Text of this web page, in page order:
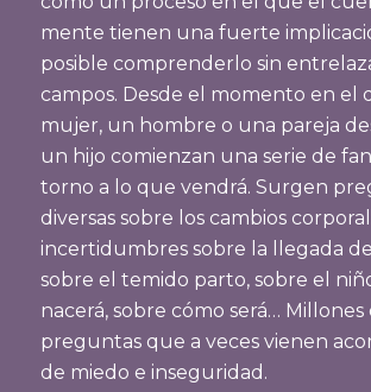
mente tienen una fuerte
posible comprenderlo sin
campos. Desde el momento en el
mujer, un hombre o una pareja
un hijo comienzan una serie de
torno a lo que vendrá. Surgen
diversas sobre los cambios
incertidumbres sobre la llegada
sobre el temido parto, sobre el
nacerá, sobre cómo será… Millones
preguntas que a veces vienen
de miedo e inseguridad.